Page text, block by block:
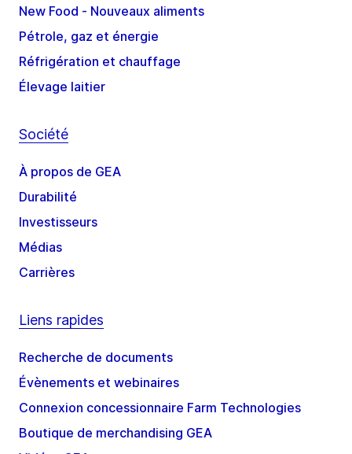
New Food - Nouveaux aliments
Pétrole, gaz et énergie
Réfrigération et chauffage
Élevage laitier
Société
À propos de GEA
Durabilité
Investisseurs
Médias
Carrières
Liens rapides
Recherche de documents
Évènements et webinaires
Connexion concessionnaire Farm Technologies
Boutique de merchandising GEA